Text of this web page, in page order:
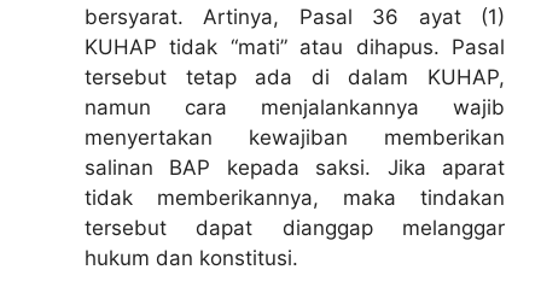
bersyarat. Artinya, Pasal 36 ayat (1)
KUHAP tidak “mati” atau dihapus. Pasal
tersebut tetap ada di dalam KUHAP,
namun cara menjalankannya wajib
menyertakan kewajiban memberikan
salinan BAP kepada saksi. Jika aparat
tidak memberikannya, maka tindakan
tersebut dapat dianggap melanggar
hukum dan konstitusi.